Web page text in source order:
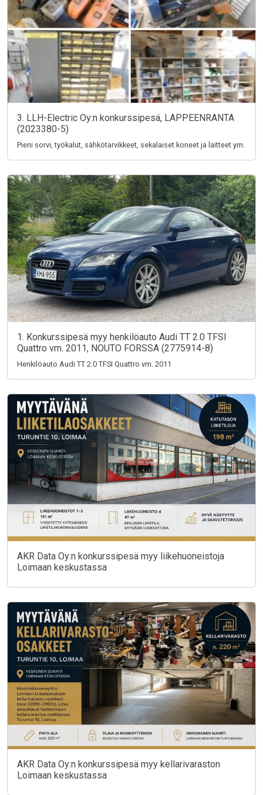
3. LLH-Electric Oy:n konkurssipesä, LAPPEENRANTA
(2023380-5)
Pieni sorvi, työkalut, sähkötarvikkeet, sekalaiset koneet ja laitteet ym.
1. Konkurssipesä myy henkilöauto Audi TT 2.0 TFSI
Quattro vm. 2011, NOUTO FORSSA (2775914-8)
Henkilöauto Audi TT 2.0 TFSI Quattro vm. 2011
AKR Data Oy:n konkurssipesä myy liikehuoneistoja
Loimaan keskustassa
AKR Data Oy:n konkurssipesä myy kellarivaraston
Loimaan keskustassa